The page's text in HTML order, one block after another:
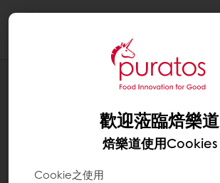
Chocolate巧克力
歡迎蒞臨焙樂道
焙樂道使用Cookies
Cookie之使用